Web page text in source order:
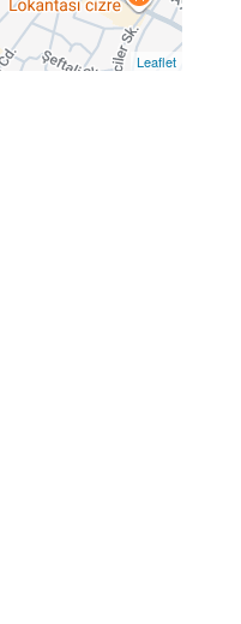
Leaflet